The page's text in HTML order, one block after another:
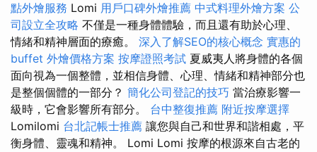
點外燴服務 Lomi 用戶口碑外燴推薦 中式料理外燴方案 公
司設立全攻略 不僅是一種身體體驗，而且還有助於心理、
情緒和精神層面的療癒。 深入了解SEO的核心概念 實惠的
buffet 外燴價格方案 按摩證照考試 夏威夷人將身體的各個
面向視為一個整體，並相信身體、心理、情緒和精神部分也
是整個個體的一部分？ 簡化公司登記的技巧 當治療影響一
級時，它會影響所有部分。 台中整復推薦 附近按摩選擇
Lomilomi 台北記帳士推薦 讓您與自己和世界和諧相處，平
衡身體、靈魂和精神。 Lomi Lomi 按摩的根源來自古老的